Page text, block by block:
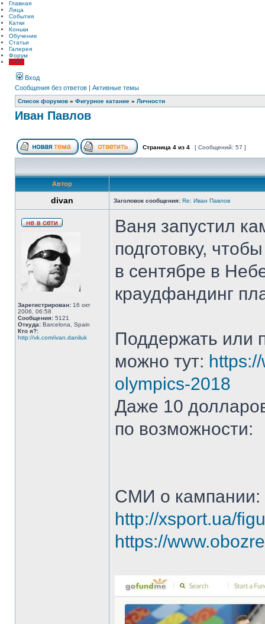
Главная
Лица
События
Катки
Коньки
Обучение
Статьи
Галерея
Форум
LIVE!
Вход
Сообщения без ответов | Активные темы
Список форумов » Фигурное катание » Личности
Иван Павлов
Страница 4 из 4 [ Сообщений: 57 ]
Автор
divan Заголовок сообщения: Re: Иван Павлов
Зарегистрирован: 16 окт
2006, 06:58
Сообщения: 5121
Откуда: Barcelona, Spain
Кто я?:
http://vk.com/ivan.daniluk
Ваня запустил
подготовку,
в сентябре в
краудфандинг
Поддержать или
можно тут:
olympics-2018
Даже 10
по возможности:
СМИ о кампании:
http://xsport.ua/
https://